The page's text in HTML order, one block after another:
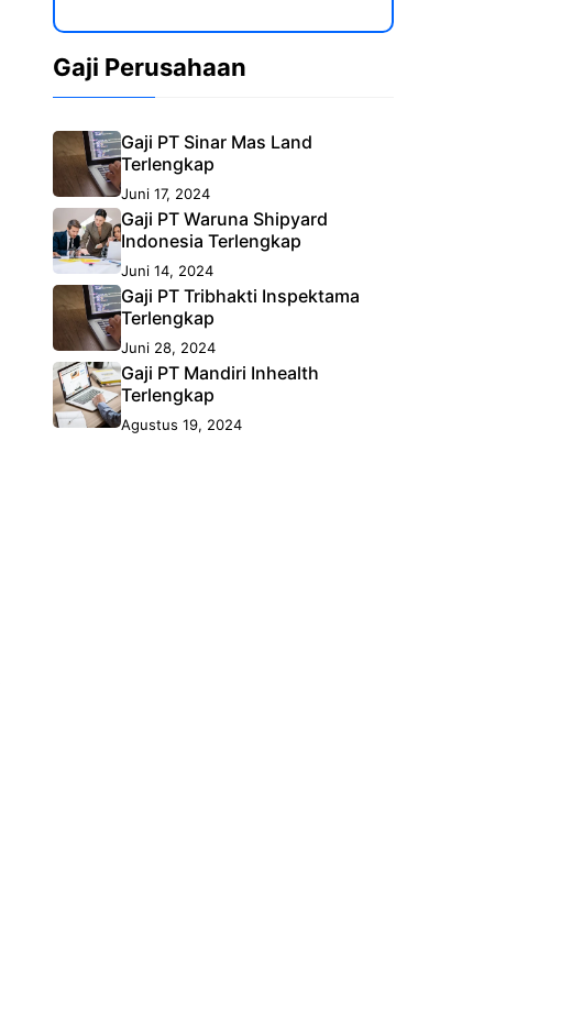
Gaji Perusahaan
Gaji PT Sinar Mas Land
Terlengkap
Juni 17, 2024
Gaji PT Waruna Shipyard
Indonesia Terlengkap
Juni 14, 2024
Gaji PT Tribhakti Inspektama
Terlengkap
Juni 28, 2024
Gaji PT Mandiri Inhealth
Terlengkap
Agustus 19, 2024